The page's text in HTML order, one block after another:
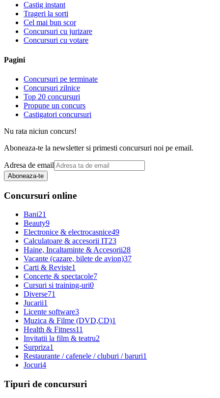
Castig instant
Trageri la sorti
Cel mai bun scor
Concursuri cu jurizare
Concursuri cu votare
Pagini
Concursuri pe terminate
Concursuri zilnice
Top 20 concursuri
Propune un concurs
Castigatori concursuri
Nu rata niciun concurs!
Aboneaza-te la newsletter si primesti concursuri noi pe email.
Adresa de email
Aboneaza-te
Concursuri online
Bani21
Beauty9
Electronice & electrocasnice49
Calculatoare & accesorii IT23
Haine, Incaltaminte & Accesorii28
Vacante (cazare, bilete de avion)37
Carti & Reviste1
Concerte & spectacole7
Cursuri si training-uri0
Diverse71
Jucarii1
Licente software3
Muzica & Filme (DVD,CD)1
Health & Fitness11
Invitatii la film & teatru2
Surpriza1
Restaurante / cafenele / cluburi / baruri1
Jocuri4
Tipuri de concursuri